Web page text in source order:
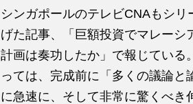
シンガポールのテレビCNAもシ
げた記事、「巨額投資でマレー
計画は奏功したか」で報じている
っては、完成前に「多くの議論と
に急速に、そして非常に驚くべ